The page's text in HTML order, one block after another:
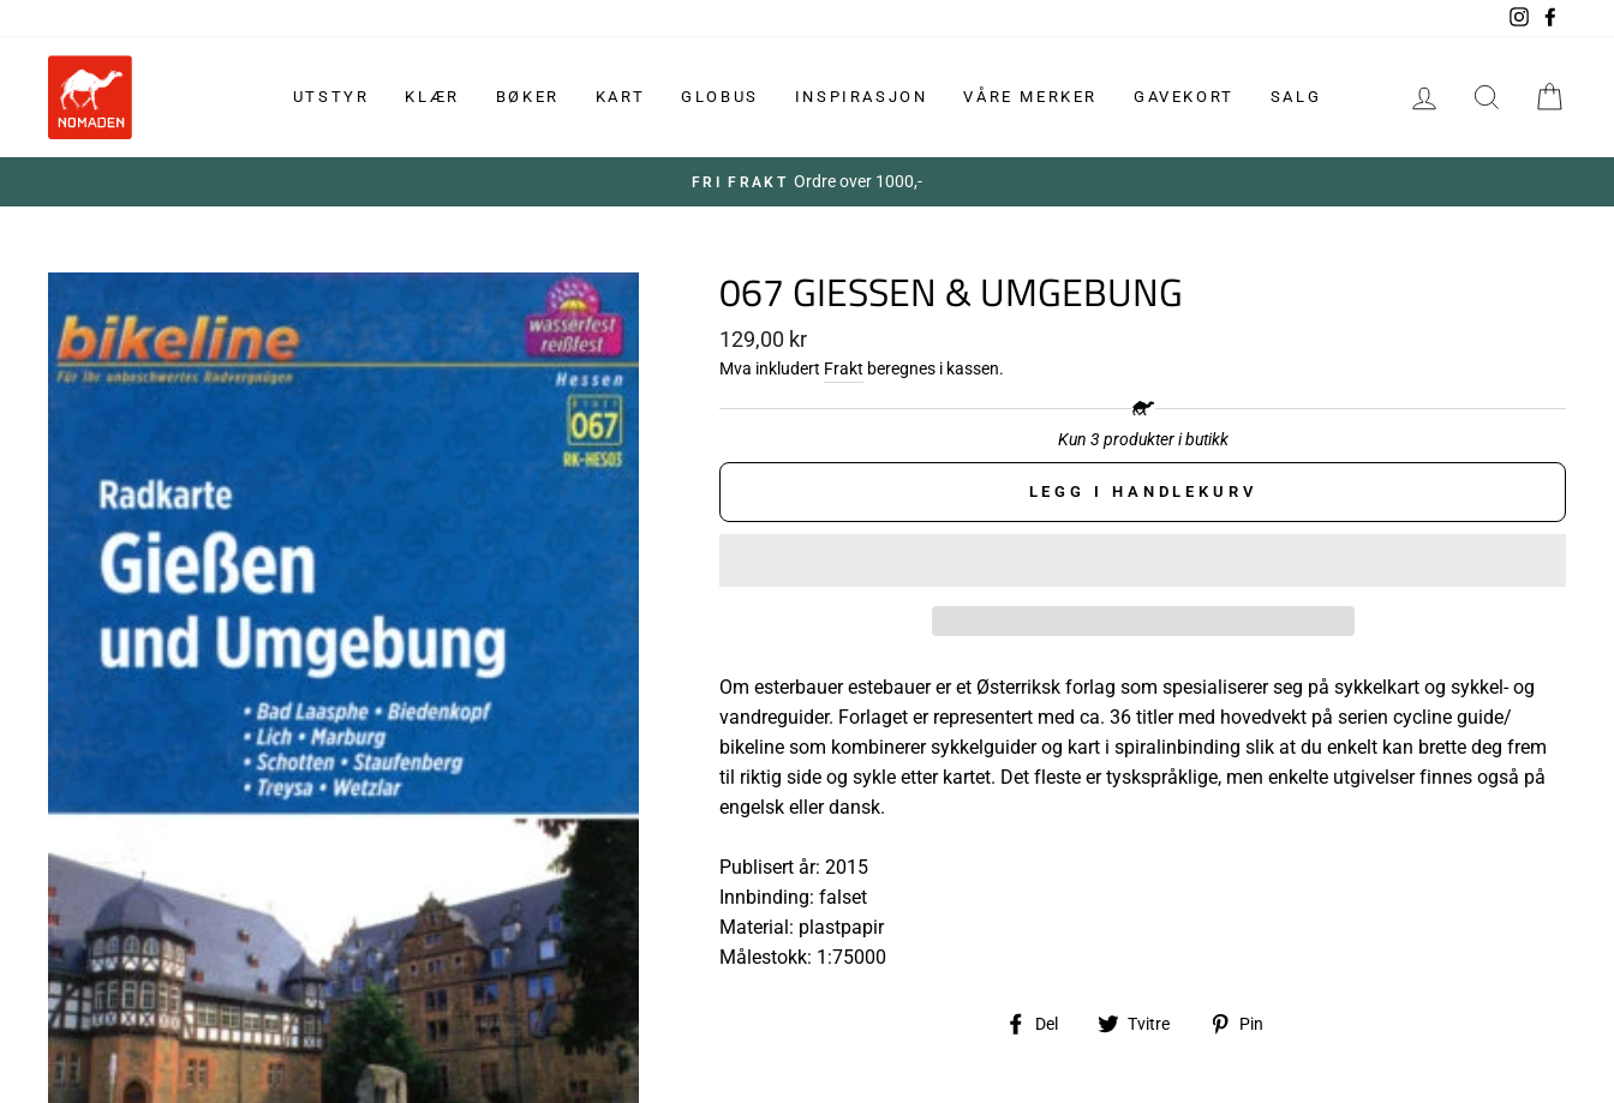
Instagram
UTSTYR KLÆR BØKER KART GLOBUS INSPIRASJON VÅRE MERKER GAVEKORT SALG LOGG INNSØK
FRI FRAKT Ordre over 1000,-
067 GIESSEN & UMGEBUNG
Ordinær
pris
129,00 kr
Mva inkludert Frakt beregnes i kassen.
Kun 3 produkter i butikk
LEGG I HANDLEKURV
Om esterbauer estebauer er et Østerriksk forlag som spesialiserer seg på sykkelkart og sykkel- og
vandreguider. Forlaget er representert med ca. 36 titler med hovedvekt på serien cycline guide/
bikeline som kombinerer sykkelguider og kart i spiralinbinding slik at du enkelt kan brette deg frem
til riktig side og sykle etter kartet. Det fleste er tyskspråklige, men enkelte utgivelser finnes også på
engelsk eller dansk.
Publisert år: 2015
Innbinding: falset
Material: plastpapir
Målestokk: 1:75000
Del
Del
Tvitre
Tvitre
Pin